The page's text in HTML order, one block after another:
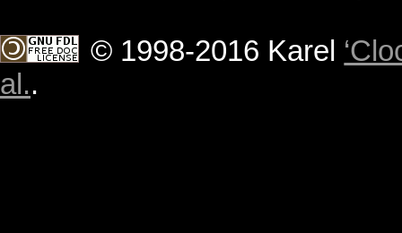
© 1998-2016 Karel
al..